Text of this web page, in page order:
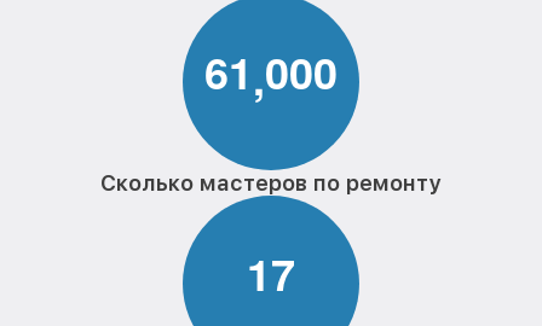
61,000
Сколько мастеров по ремонту
17